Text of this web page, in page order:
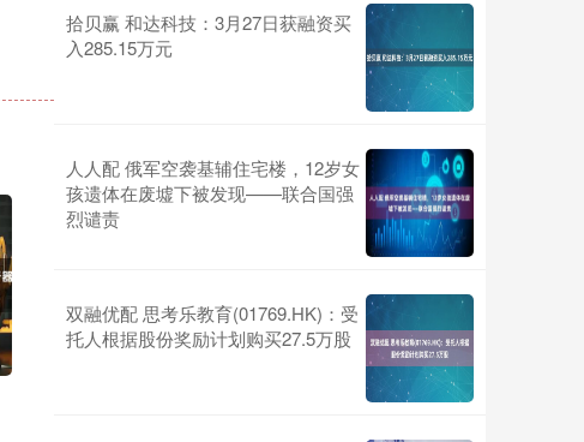
拾贝赢 和达科技：3月27日获融资买
入285.15万元
人人配 俄军空袭基辅住宅楼，12岁女
孩遗体在废墟下被发现——联合国强
烈谴责
双融优配 思考乐教育(01769.HK)：受
托人根据股份奖励计划购买27.5万股